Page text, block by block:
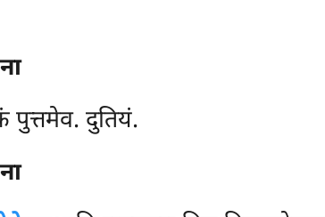
पुत्तमेव. दुतियं.